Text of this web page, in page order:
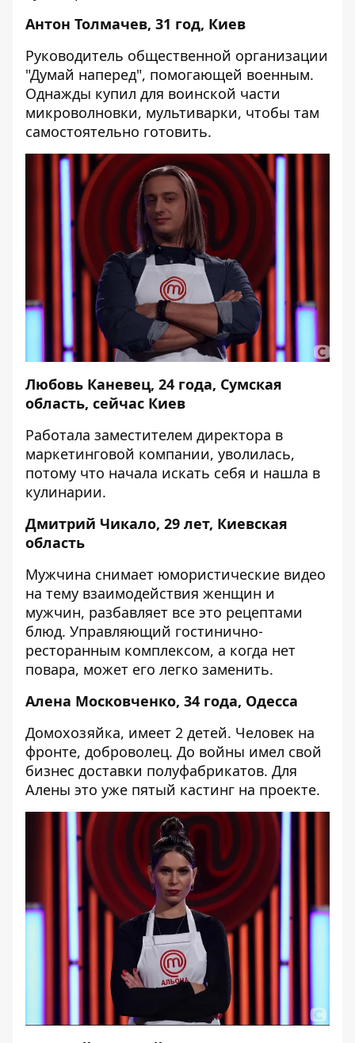
Антон Толмачев, 31 год, Киев
Руководитель общественной организации
"Думай наперед", помогающей военным.
Однажды купил для воинской части
микроволновки, мультиварки, чтобы там
самостоятельно готовить.
Любовь Каневец, 24 года, Сумская
область, сейчас Киев
Работала заместителем директора в
маркетинговой компании, уволилась,
потому что начала искать себя и нашла в
кулинарии.
Дмитрий Чикало, 29 лет, Киевская
область
Мужчина снимает юмористические видео
на тему взаимодействия женщин и
мужчин, разбавляет все это рецептами
блюд. Управляющий гостинично-
ресторанным комплексом, а когда нет
повара, может его легко заменить.
Алена Московченко, 34 года, Одесса
Домохозяйка, имеет 2 детей. Человек на
фронте, доброволец. До войны имел свой
бизнес доставки полуфабрикатов. Для
Алены это уже пятый кастинг на проекте.